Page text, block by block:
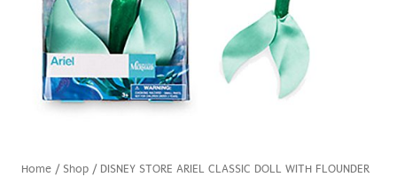
Home/ Shop/ DISNEY STORE ARIEL CLASSIC DOLL WITH FLOUNDER